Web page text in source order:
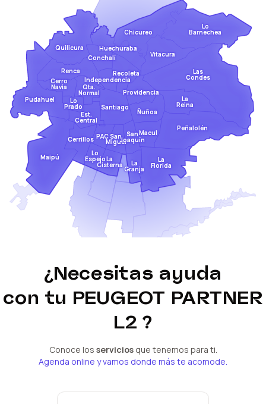
Chicureo
Maipú
Cerrillos
Est.
Central
Pudahuel Lo
Prado
Cerro
Navia
Santiago
Renca
Qta.
Normal
Recoleta
Independencia
Quilicura
Conchalí
La
Cisterna
Lo
Espejo
PACSan
Miguel
La
Granja
San
Joaquín
Providencia
Ñuñoa
La
Reina
Macul
La
Florida
Peñalolén
Las
Condes
Vitacura
Lo
Barnechea
Huechuraba
¿Necesitas ayuda
con tu PEUGEOT PARTNER
L2 ?
Conoce los servicios que tenemos para ti.
Agenda online y vamos donde más te acomode.